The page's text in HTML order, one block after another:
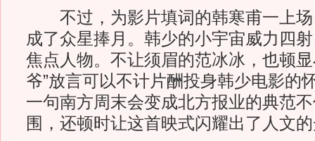
不过，为影片填词的韩寒甫一上场
成了众星捧月。韩少的小宇宙威力四
焦点人物。不让须眉的范冰冰，也顿
爷”放言可以不计片酬投身韩少电影的
一句南方周末会变成北方报业的典范
围，还顿时让这首映式闪耀出了人文